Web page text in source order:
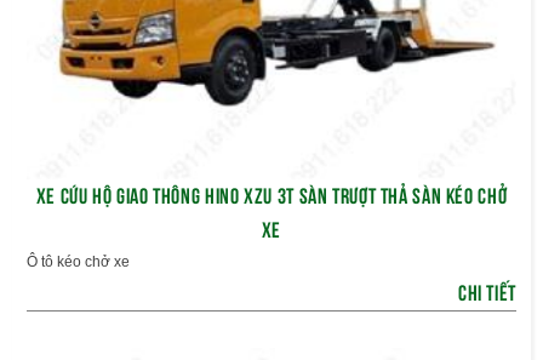
XE CỨU HỘ GIAO THÔNG HINO XZU 3T SÀN TRƯỢT THẢ SÀN KÉO CHỞ
XE
Ô tô kéo chở xe
CHI TIẾT